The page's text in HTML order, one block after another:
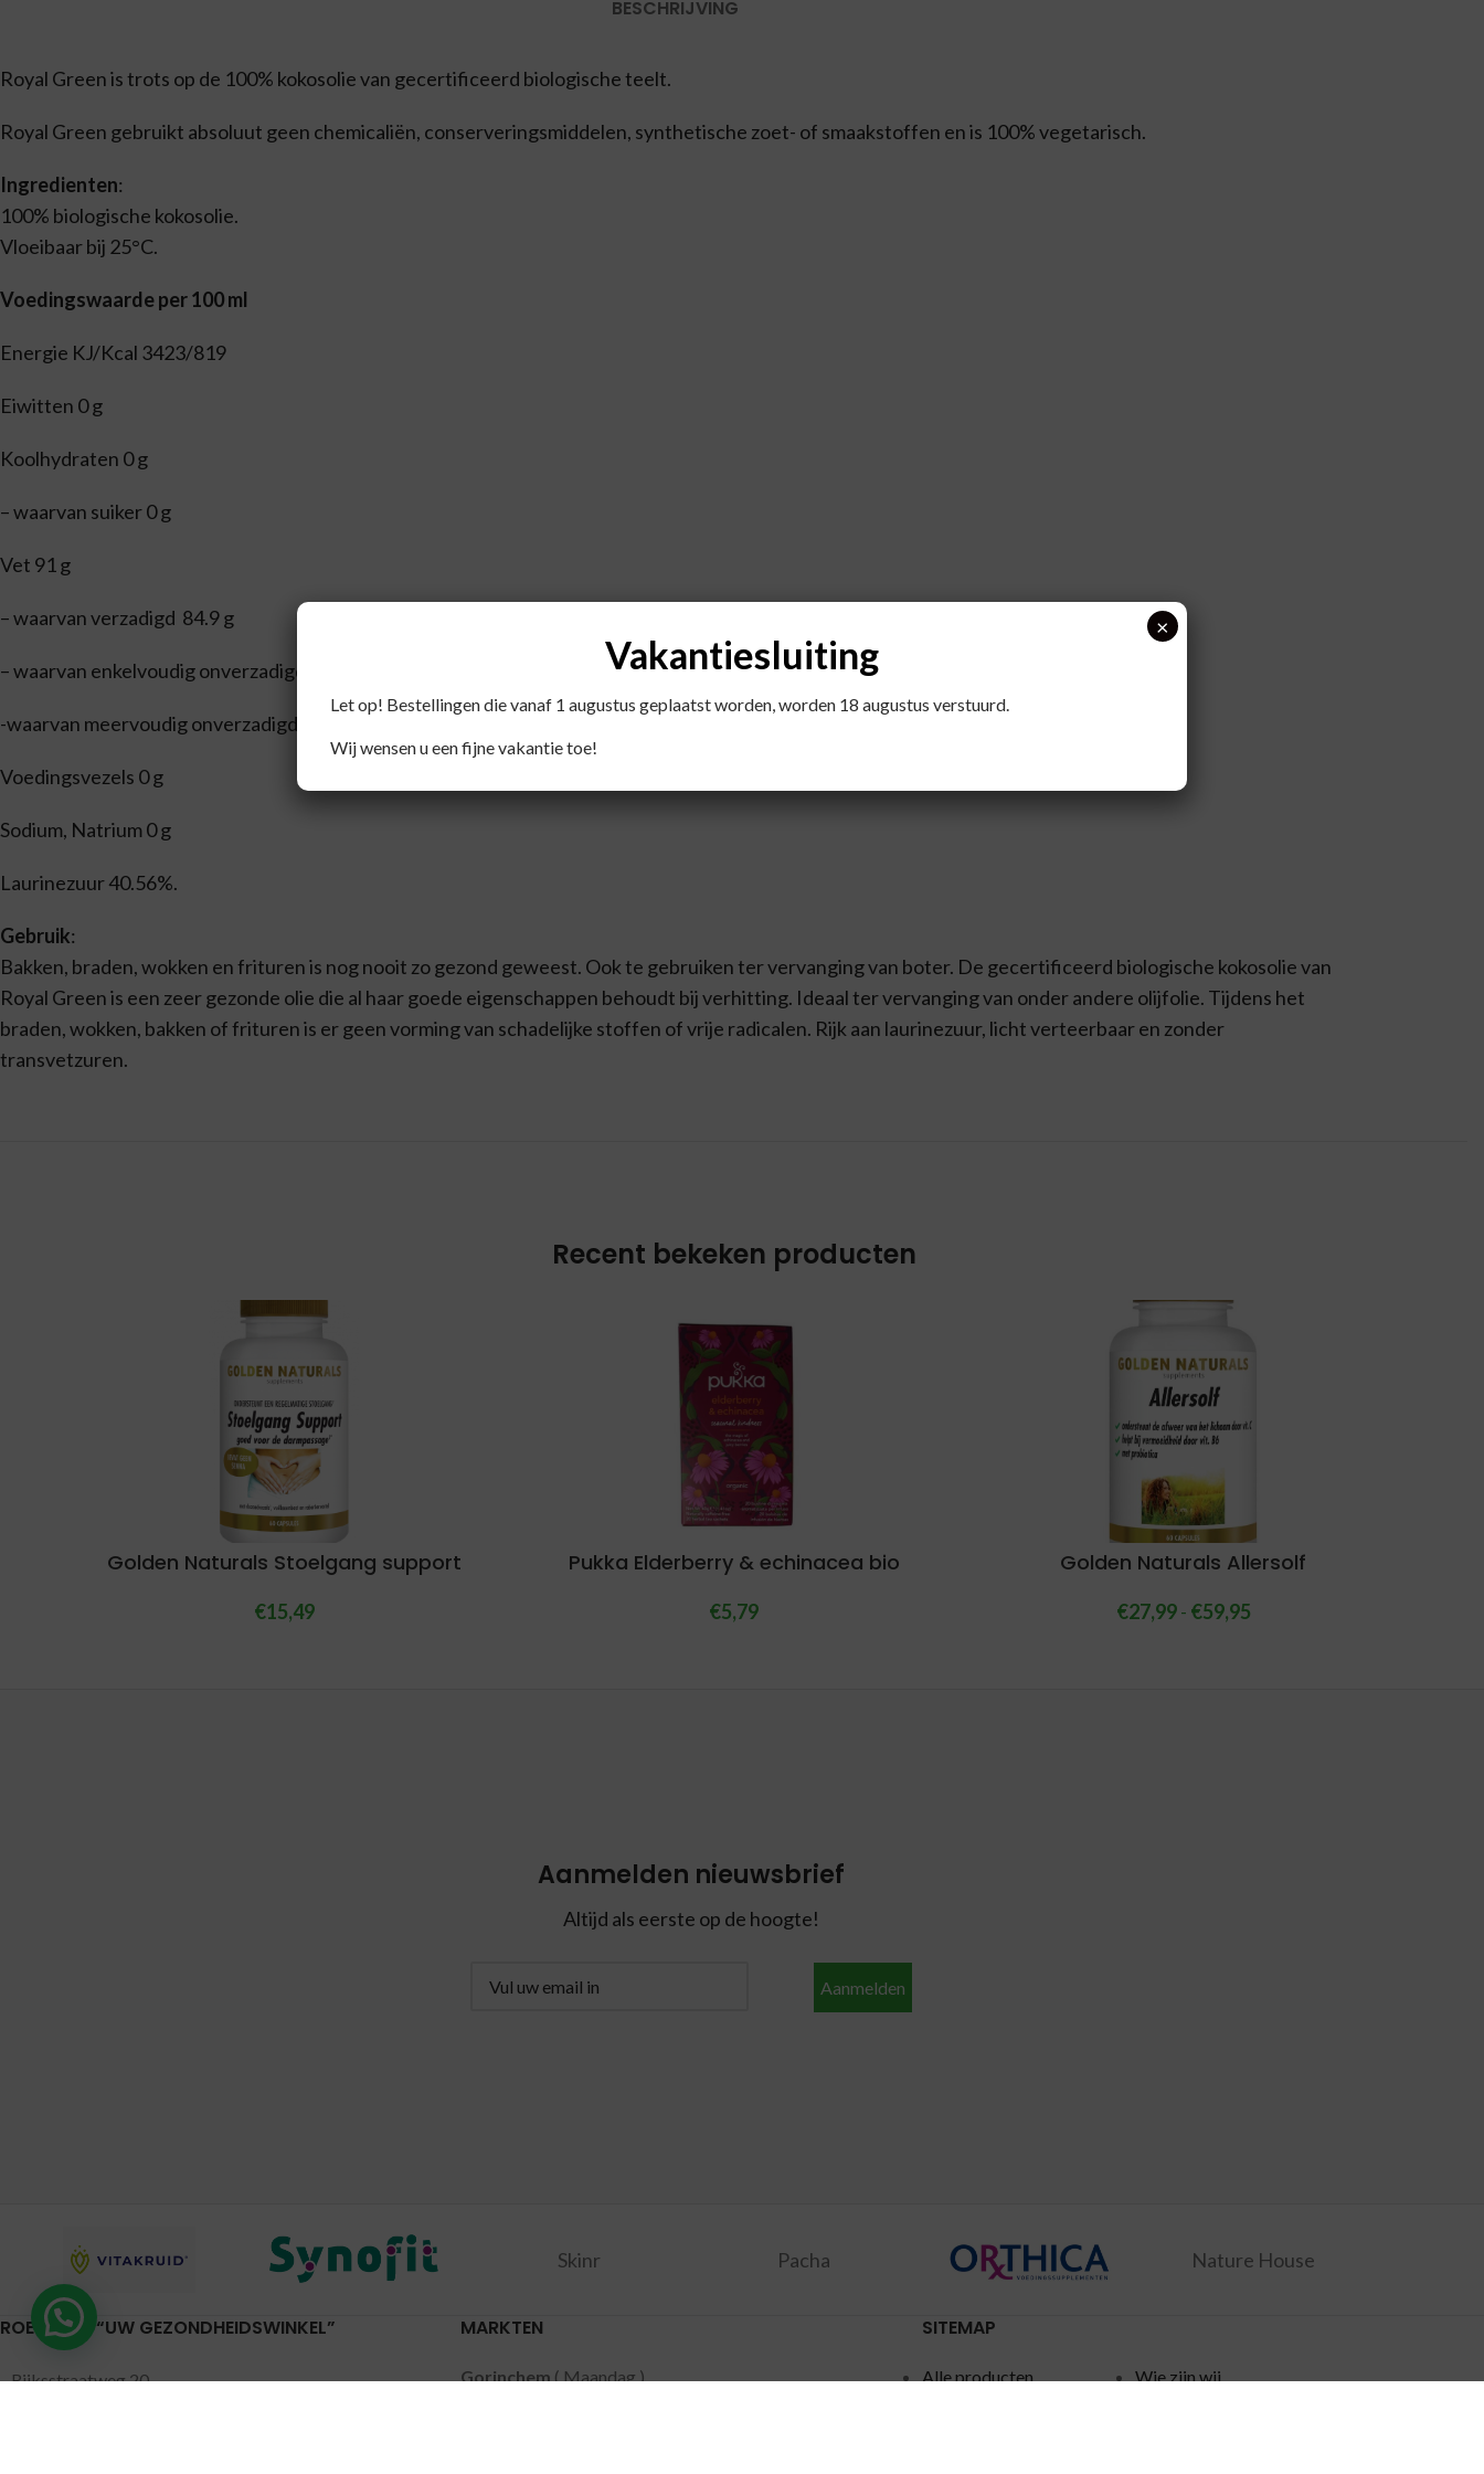
BESCHRIJVING
Royal Green is trots op de 100% kokosolie van gecertificeerd biologische teelt.
Royal Green gebruikt absoluut geen chemicaliën, conserveringsmiddelen, synthetische zoet- of smaakstoffen en is 100% vegetarisch.
Ingredienten:
100% biologische kokosolie.
Vloeibaar bij 25°C.
Voedingswaarde per 100 ml
Energie KJ/Kcal 3423/819
Eiwitten 0 g
Koolhydraten 0 g
– waarvan suiker 0 g
Vet 91 g
– waarvan verzadigd 84.9 g
– waarvan enkelvoudig onverzadigd 5.1 g
-waarvan meervoudig onverzadigd 0.9 g
Voedingsvezels 0 g
Sodium, Natrium 0 g
Laurinezuur 40.56%.
Gebruik:
Bakken, braden, wokken en frituren is nog nooit zo gezond geweest. Ook te gebruiken ter vervanging van boter. De gecertificeerd biologische kokosolie van
Royal Green is een zeer gezonde olie die al haar goede eigenschappen behoudt bij verhitting. Ideaal ter vervanging van onder andere olijfolie. Tijdens het
braden, wokken, bakken of frituren is er geen vorming van schadelijke stoffen of vrije radicalen. Rijk aan laurinezuur, licht verteerbaar en zonder
transvetzuren.
Recent bekeken producten
Golden Naturals Stoelgang support
€15,49
Pukka Elderberry & echinacea bio
€5,79
Golden Naturals Allersolf
€27,99- €59,95
Aanmelden nieuwsbrief
Altijd als eerste op de hoogte!
Aanmelden
Skinr Pacha Nature House
ROELVITAL “UW GEZONDHEIDSWINKEL”
Rijksstraatweg 20
MARKTEN
Gorinchem ( Maandag )
SITEMAP
Alle producten
Wie zijn wij
Vakantiesluiting
Let op! Bestellingen die vanaf 1 augustus geplaatst worden, worden 18 augustus verstuurd.
Wij wensen u een fijne vakantie toe!
×